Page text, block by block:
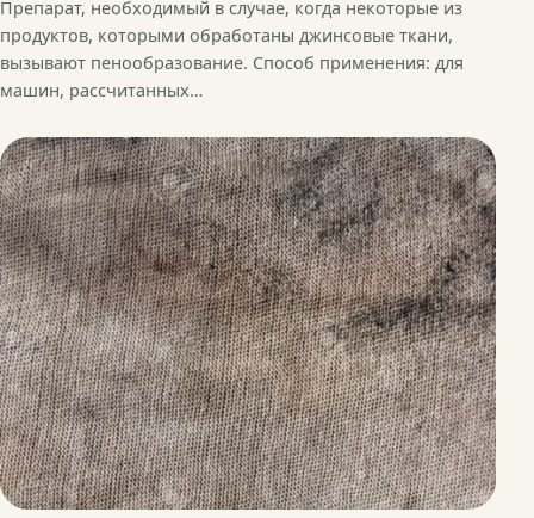
Препарат, необходимый в случае, когда некоторые из
продуктов, которыми обработаны джинсовые ткани,
вызывают пенообразование. Способ применения: для
машин, рассчитанных…